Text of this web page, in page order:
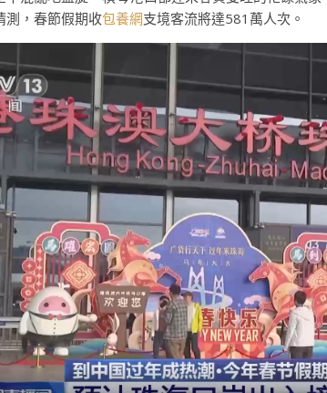
測，春節假期收包養網支境客流將達581萬人次。